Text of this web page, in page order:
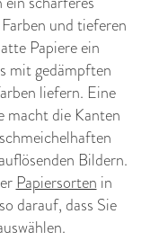
und tieferen
Papiere ein
mit gedämpften
liefern. Eine
macht die Kanten
Bildern.
Papiersortenin
darauf, dass Sie